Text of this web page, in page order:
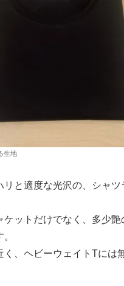
生地
リと適度な光沢の、シャツ
ケットだけでなく、多少艶
く、ヘビーウェイトTには